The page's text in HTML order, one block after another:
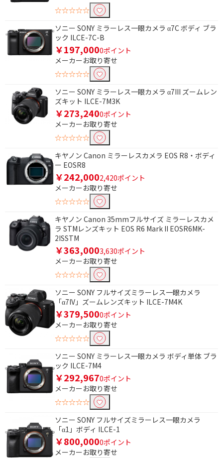
☆☆☆☆☆
ソニー SONY ミラーレス一眼カメラ α7C ボディ ブラ
ック ILCE-7C-B
￥197,0000ポイント
メーカーお取り寄せ
☆☆☆☆☆
ソニー SONY ミラーレス一眼カメラ α7III ズームレン
ズキット ILCE-7M3K
￥273,2400ポイント
メーカーお取り寄せ
☆☆☆☆☆
キヤノン Canon ミラーレスカメラ EOS R8・ボディ
ー EOSR8
￥242,0002,420ポイント
メーカーお取り寄せ
☆☆☆☆☆
キヤノン Canon 35mmフルサイズ ミラーレスカメ
ラ STMレンズキット EOS R6 Mark II EOSR6MK-
2ISSTM
￥363,0003,630ポイント
メーカーお取り寄せ
☆☆☆☆☆
ソニー SONY フルサイズミラーレス一眼カメラ
「α7IV」ズームレンズキット ILCE-7M4K
￥379,5000ポイント
メーカーお取り寄せ
☆☆☆☆☆
ソニー SONY ミラーレス一眼カメラ ボディ単体 ブラ
ック ILCE-7M4
￥292,9670ポイント
メーカーお取り寄せ
☆☆☆☆☆
ソニー SONY フルサイズミラーレス一眼カメラ
「α1」ボディ ILCE-1
￥800,0000ポイント
メーカーお取り寄せ
動画撮影機能で絞り込む
4K動画撮影
フルハイビジョン動画
6K動画撮影
対応レンズマウントで絞り込む
キヤノンRF
マイクロフォーサーズ
Wi-Fi機能で絞り込む
対応 非対応
NFC対応(ミラーレス/デジタル一眼カメラ)
で絞り込む
防水性能で絞り込む
防塵
大型センサーサイズで絞り込む
フルサイズ APS-C